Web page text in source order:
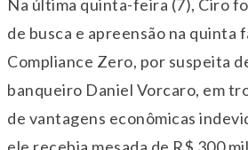
Na última quinta-feira (7), Ciro
de busca e apreensão na quinta
Compliance Zero, por suspeita
banqueiro Daniel Vorcaro, em
de vantagens econômicas